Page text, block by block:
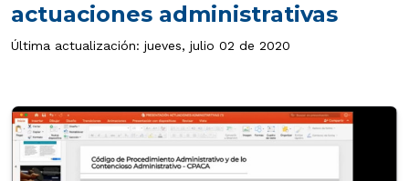
actuaciones administrativas
Última actualización: jueves, julio 02 de 2020